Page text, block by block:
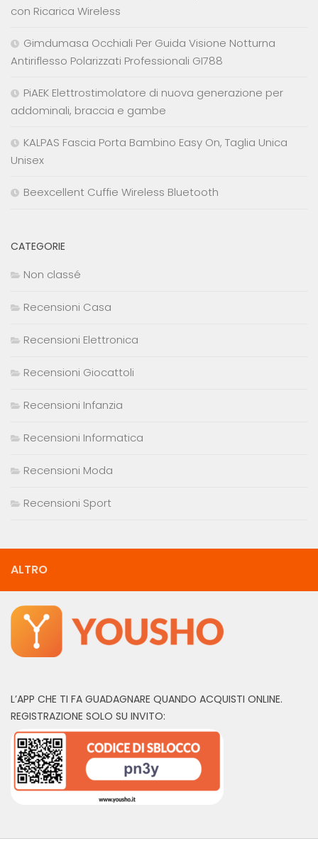
con Ricarica Wireless
Gimdumasa Occhiali Per Guida Visione Notturna
Antiriflesso Polarizzati Professionali GI788
PiAEK Elettrostimolatore di nuova generazione per
addominali, braccia e gambe
KALPAS Fascia Porta Bambino Easy On, Taglia Unica
Unisex
Beexcellent Cuffie Wireless Bluetooth
CATEGORIE
Non classé
Recensioni Casa
Recensioni Elettronica
Recensioni Giocattoli
Recensioni Infanzia
Recensioni Informatica
Recensioni Moda
Recensioni Sport
ALTRO
L’APP CHE TI FA GUADAGNARE QUANDO ACQUISTI ONLINE.
REGISTRAZIONE SOLO SU INVITO: